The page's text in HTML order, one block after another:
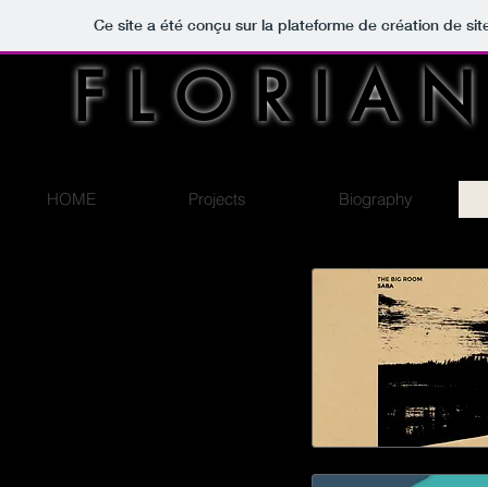
Ce site a été conçu sur la plateforme de création de
HOME Projects Biography